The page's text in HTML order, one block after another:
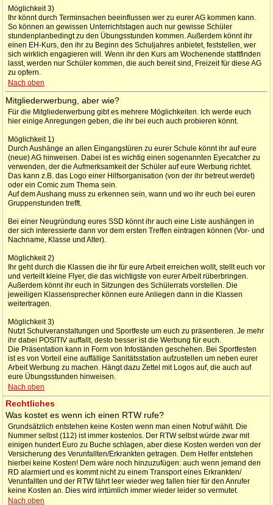
Möglichkeit 3)
Ihr könnt durch Terminsachen beeinflussen wer zu eurer AG kommen kann.
So können an gewissen Unterrichtstagen auch nur gewisse Schüler
stundenplanbedingt zu den Übungsstunden kommen. Außerdem könnt ihr
einen EH-Kurs, den ihr zu Beginn des Schuljahres anbietet, feststellen, wer
sich wirklich engagieren will. Wenn ihr den Kurs am Wochenende stattfinden
lasst, werden nur Schüler kommen, die auch bereit sind, Freizeit für diese AG
zu opfern.
Nach oben
Mitgliederwerbung, aber wie?
Für die Mitgliederwerbung gibt es mehrere Möglichkeiten. Ich werde euch
hier einige Anregungen geben, die ihr bei euch auch probieren könnt.
Möglichkeit 1)
Durch Aushänge an allen Eingangstüren zu eurer Schule könnt ihr auf eure
(neue) AG hinweisen. Dabei ist es wichtig einen sogenannten Eyecatcher zu
verwenden, der die Aufmerksamkeit der Schüler auf eure Werbung richtet.
Das kann z.B. das Logo einer Hilfsorganisation (von der ihr betreut werdet)
oder ein Comic zum Thema sein.
Auf dem Aushang muss zu erkennen sein, wann und wo ihr euch bei euren
Gruppenstunden trefft.
Bei einer Neugründung eures SSD könnt ihr auch eine Liste aushängen in
der sich interessierte dann vor dem ersten Treffen eintragen können (Vor- und
Nachname, Klasse und Alter).
Möglichkeit 2)
Ihr geht durch die Klassen die ihr für eure Arbeit erreichen wollt, stellt euch vor
und verteilt kleine Flyer, die das wichtigste von eurer Arbeit rüberbringen.
Außerdem könnt ihr euch in Sitzungen des Schülerrats vorstellen. Die
jeweiligen Klassensprecher können eure Anliegen dann in die Klassen
weitertragen.
Möglichkeit 3)
Nutzt Schulveranstaltungen und Sportfeste um euch zu präsentieren. Je mehr
ihr dabei POSITIV auffallt, desto besser ist die Werbung für euch.
Die Präsentation kann in Form von Infoständen geschehen. Bei Sportfesten
ist es von Vorteil eine auffällige Sanitätsstation aufzustellen um neben eurer
Arbeit Werbung zu machen. Hängt dazu Zettel mit Logos auf, die auch auf
eure Übungsstunden hinweisen.
Nach oben
Rechtliches
Was kostet es wenn ich einen RTW rufe?
Grundsätzlich entstehen keine Kosten wenn man einen Notruf wählt. Die
Nummer selbst (112) ist immer kostenlos. Der RTW selbst würde zwar mit
einigen hundert Euro zu Buche schlagen, aber diese Kosten werden von der
Versicherung des Verunfallten/Erkrankten getragen. Dem Helfer entstehen
hierbei keine Kosten! Dem wäre noch hinzuzufügen: auch wenn jemand den
RD alarmiert und es kommt nicht zu einem Transport eines Erkrankten/
Verunfallten und der RTW fährt leer wieder weg fallen hier für den Anrufer
keine Kosten an. Dies wird irrtümlich immer wieder leider so vermutet.
Nach oben